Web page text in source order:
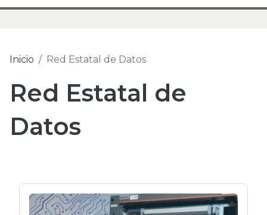
Inicio Red Estatal de Datos
Red Estatal de
Datos